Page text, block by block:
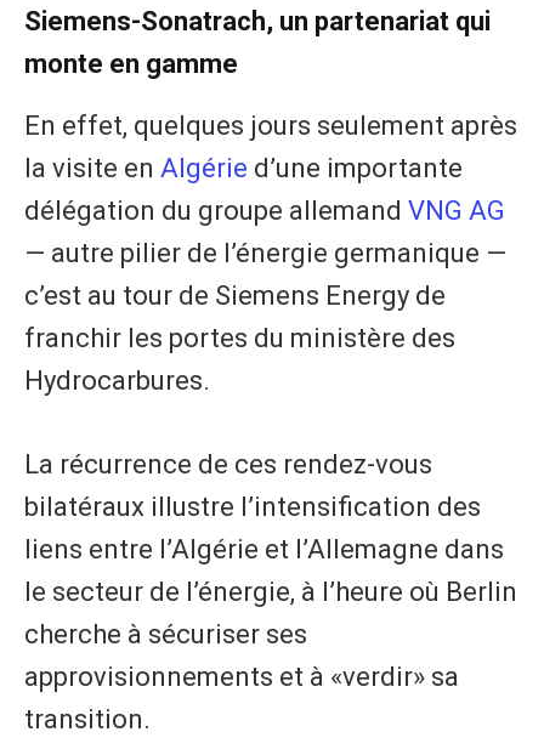
Siemens-Sonatrach, un partenariat qui
monte en gamme
En effet, quelques jours seulement après
la visite en Algérie d’une importante
délégation du groupe allemand VNG AG
— autre pilier de l’énergie germanique —
c’est au tour de Siemens Energy de
franchir les portes du ministère des
Hydrocarbures.
La récurrence de ces rendez-vous
bilatéraux illustre l’intensification des
liens entre l’Algérie et l’Allemagne dans
le secteur de l’énergie, à l’heure où Berlin
cherche à sécuriser ses
approvisionnements et à «verdir» sa
transition.